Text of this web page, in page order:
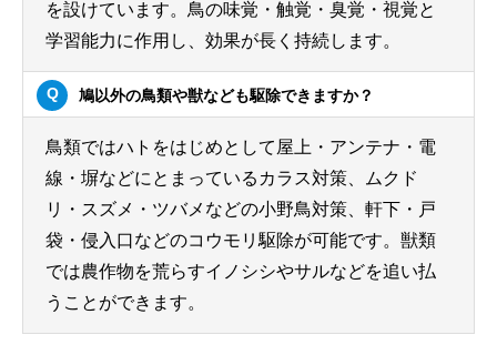
を設けています。鳥の味覚・触覚・臭覚・視覚と
学習能力に作用し、効果が長く持続します。
鳩以外の鳥類や獣なども駆除できますか？
鳥類ではハトをはじめとして屋上・アンテナ・電
線・塀などにとまっているカラス対策、ムクド
リ・スズメ・ツバメなどの小野鳥対策、軒下・戸
袋・侵入口などのコウモリ駆除が可能です。獣類
では農作物を荒らすイノシシやサルなどを追い払
うことができます。